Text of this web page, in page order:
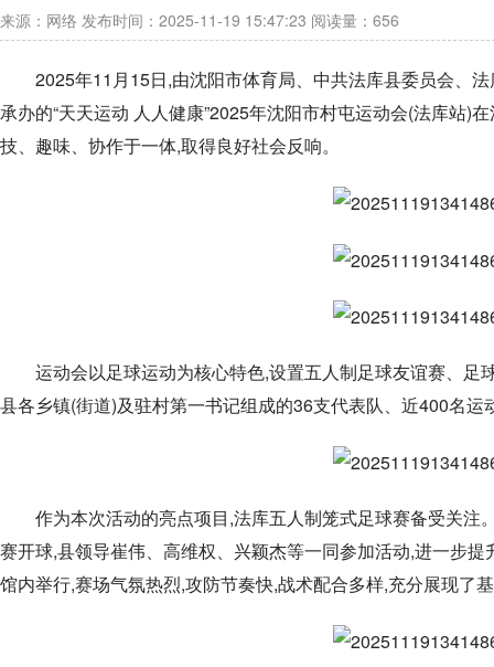
来源：网络 发布时间：2025-11-19 15:47:23 阅读量：656
2025年11月15日,由沈阳市体育局、中共法库县委员会、
承办的“天天运动 人人健康”2025年沈阳市村屯运动会(法库站)
技、趣味、协作于一体,取得良好社会反响。
运动会以足球运动为核心特色,设置五人制足球友谊赛、
县各乡镇(街道)及驻村第一书记组成的36支代表队、近400名
作为本次活动的亮点项目,法库五人制笼式足球赛备受关
赛开球,县领导崔伟、高维权、兴颖杰等一同参加活动,进一步
馆内举行,赛场气氛热烈,攻防节奏快,战术配合多样,充分展现了